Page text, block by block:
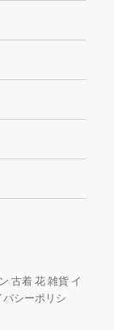
古着 花 雑貨 イ
バシーポリシ